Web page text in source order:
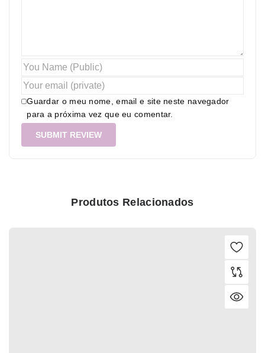
Guardar o meu nome, email e site neste navegador
para a próxima vez que eu comentar.
Produtos Relacionados